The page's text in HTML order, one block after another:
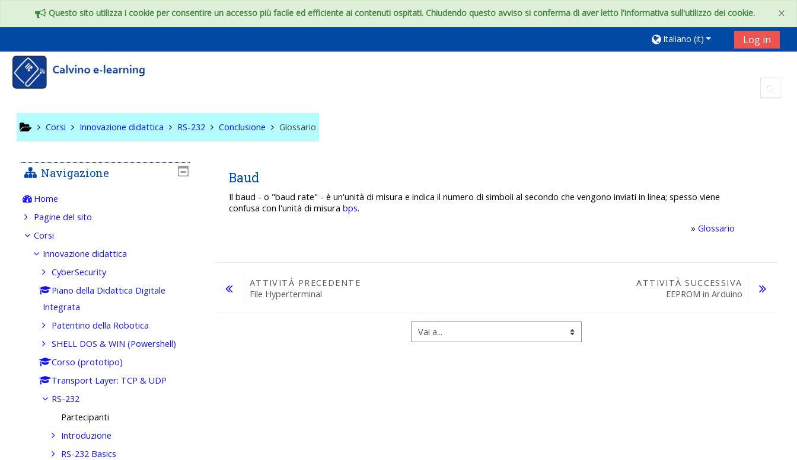
×
Questo sito utilizza i cookie per consentire un accesso più facile ed efficiente ai contenuti ospitati. Chiudendo questo avviso si conferma di aver letto l'informativa sull'utilizzo dei cookie.
Italiano ‎(it)‎ Log in
Corsi Innovazione didattica RS-232 Conclusione Glossario
Baud
Il baud - o "baud rate" - è un'unità di misura e indica il numero di simboli al secondo che vengono inviati in linea; spesso viene
confusa con l'unità di misurabps.
»Glossario
ATTIVITÀ PRECEDENTE
File Hyperterminal
ATTIVITÀ SUCCESSIVA
EEPROM in Arduino
Navigazione
Home
Pagine del sito
Corsi
Innovazione didattica
CyberSecurity
Piano della Didattica Digitale
Integrata
Patentino della Robotica
SHELL DOS & WIN (Powershell)
Corso (prototipo)
Transport Layer: TCP & UDP
RS-232
Partecipanti
Introduzione
RS-232 Basics